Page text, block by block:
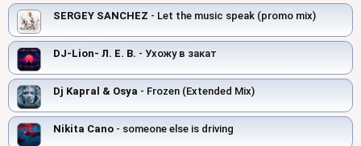
SERGEY SANCHEZ - Let the music speak (promo mix)
DJ-Lion- Л. Е. В. - Ухожу в закат
Dj Kapral & Osya - Frozen (Extended Mix)
Nikita Cano - someone else is driving